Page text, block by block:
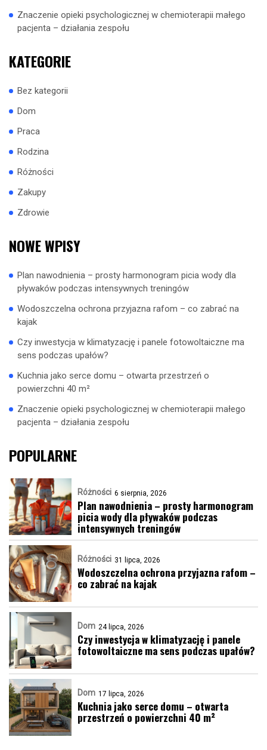
Znaczenie opieki psychologicznej w chemioterapii małego
pacjenta – działania zespołu
KATEGORIE
Bez kategorii
Dom
Praca
Rodzina
Różności
Zakupy
Zdrowie
NOWE WPISY
Plan nawodnienia – prosty harmonogram picia wody dla
pływaków podczas intensywnych treningów
Wodoszczelna ochrona przyjazna rafom – co zabrać na
kajak
Czy inwestycja w klimatyzację i panele fotowoltaiczne ma
sens podczas upałów?
Kuchnia jako serce domu – otwarta przestrzeń o
powierzchni 40 m²
Znaczenie opieki psychologicznej w chemioterapii małego
pacjenta – działania zespołu
POPULARNE
Różności 6 sierpnia, 2026
Plan nawodnienia – prosty harmonogram
picia wody dla pływaków podczas
intensywnych treningów
Różności 31 lipca, 2026
Wodoszczelna ochrona przyjazna rafom –
co zabrać na kajak
Dom 24 lipca, 2026
Czy inwestycja w klimatyzację i panele
fotowoltaiczne ma sens podczas upałów?
Dom 17 lipca, 2026
Kuchnia jako serce domu – otwarta
przestrzeń o powierzchni 40 m²